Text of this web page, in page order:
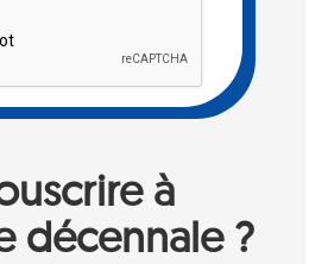
à
décennale ?